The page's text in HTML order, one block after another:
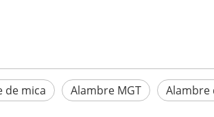
de mica Alambre MGT Alambre